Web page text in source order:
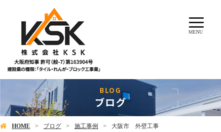
MENU
ブログ
HOME ブログ 施工事例 大阪市 外壁工事